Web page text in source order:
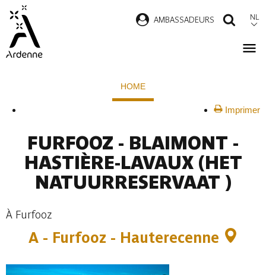
Overslaan
naar
AMBASSADEURS NL
HOME
Imprimer
FURFOOZ - BLAIMONT -
HASTIÈRE-LAVAUX (HET
NATUURRESERVAAT )
À Furfooz
A - Furfooz - Hauterecenne